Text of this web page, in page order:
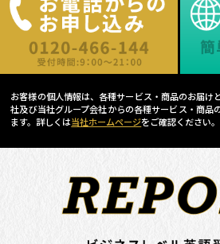
お客様の個人情報は、各種サービス・商品のお届け
社及び当社グループ会社からの各種サービス・商品
ます。詳しくは当社ホームページをご確認ください。